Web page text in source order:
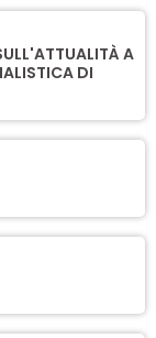
A
DI